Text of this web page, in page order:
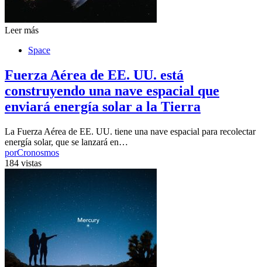
Leer más
Space
Fuerza Aérea de EE. UU. está
construyendo una nave espacial que
enviará energía solar a la Tierra
La Fuerza Aérea de EE. UU. tiene una nave espacial para recolectar
energía solar, que se lanzará en…
porCronosmos
184 vistas